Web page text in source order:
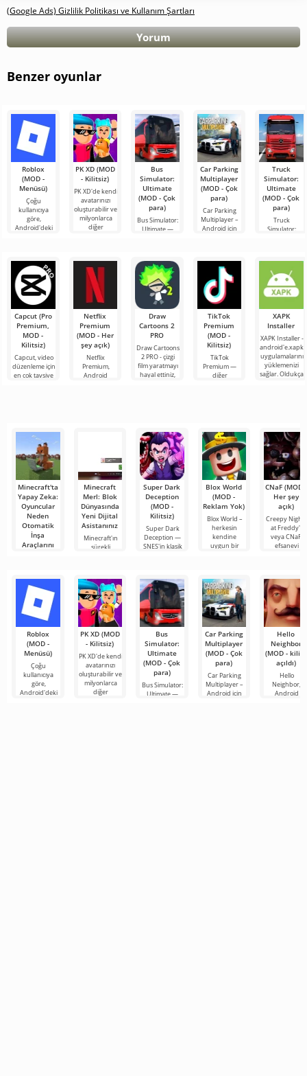
(Google Ads) Gizlilik Politikası ve Kullanım Şartları
Yorum
Benzer oyunlar
Roblox
(MOD -
Menüsü)
Çoğu
kullanıcıya
göre,
Android'deki
proje, sınırsız
olanaklarıyla
PK XD (MOD
- Kilitsiz)
PK XD'de kendi
avatarınızı
oluşturabilir ve
milyonlarca
diğer
Bus
Simulator:
Ultimate
(MOD - Çok
para)
Bus Simulator:
Ultimate —
oyunu,
oyunculara
dünyanın dört
bir
Car Parking
Multiplayer
(MOD - Çok
para)
Car Parking
Multiplayer –
Android için
unsurlarını
kullanarak
Truck
Simulator:
Ultimate
(MOD - Çok
para)
Truck
Simulator:
bir iş
bileşeninin
Capcut (Pro
Premium,
MOD -
Kilitsiz)
Capcut, video
düzenleme için
en çok tavsiye
Netflix
Premium
(MOD - Her
şey açık)
Netflix
Premium,
Android
Draw
Cartoons 2
PRO
Draw Cartoons
2 PRO - çizgi
film yaratmayı
hayal ettiniz,
TikTok
Premium
(MOD -
Kilitsiz)
TikTok
Premium —
diğer
sağlayan
XAPK
Installer
XAPK Installer -
android'e.xapk
uygulamalarını
yüklemenizi
sağlar. Oldukça
Minecraft'ta
Yapay Zeka:
Oyuncular
Neden
Otomatik
İnşa
Araçlarını
zaman
inanılmaz
Minecraft
Merl: Blok
Dünyasında
Yeni Dijital
Asistanınız
Minecraft'ın
sürekli
Super Dark
Deception
(MOD -
Kilitsiz)
Super Dark
Deception —
SNES'in klasik
Blox World
(MOD -
Reklam Yok)
Blox World –
herkesin
kendine
uygun bir
CNaF (MOD -
Her şey
açık)
Creepy Nights
at Freddy's
veya CNaF,
efsanevi
Roblox
(MOD -
Menüsü)
Çoğu
kullanıcıya
göre,
Android'deki
PK XD (MOD
- Kilitsiz)
PK XD'de kendi
avatarınızı
oluşturabilir ve
milyonlarca
diğer
Bus
Simulator:
Ultimate
(MOD - Çok
para)
Bus Simulator:
Ultimate —
Car Parking
Multiplayer
(MOD - Çok
para)
Car Parking
Multiplayer –
Android için
Hello
Neighbor
(MOD - kilidi
açıldı)
Hello
Neighbor,
Android